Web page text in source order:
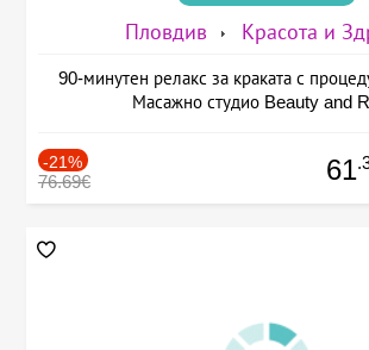
Пловдив Красота и
90-минутен релакс за краката с
Масажно студио Beauty and
-21%
76.69€ 61